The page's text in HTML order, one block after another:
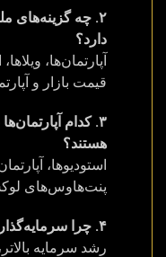
۲. چه گزینه‌های
دارد؟
آپارتمان‌ها،
قیمت بازار و
۳. کدام
هستند؟
پنت‌هاوس‌های
۴. چرا سرمایه‌گذاری در ویلاها توصیه می‌شود؟
رشد سرمایه